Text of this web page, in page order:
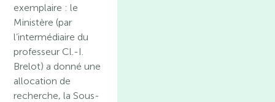
exemplaire : le
Ministère (par
l’intermédiaire du
professeur Cl.-I.
Brelot) a donné une
allocation de
recherche, la Sous-